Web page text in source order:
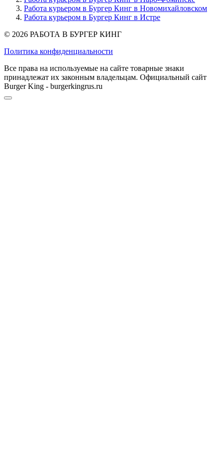
Работа курьером в Бургер Кинг в Новомихайловском
Работа курьером в Бургер Кинг в Истре
© 2026 РАБОТА В БУРГЕР КИНГ
Политика конфиденциальности
Все права на используемые на сайте товарные знаки
принадлежат их законным владельцам. Официальный сайт
Burger King - burgerkingrus.ru